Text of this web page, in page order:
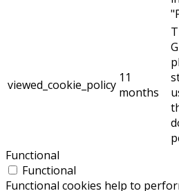
viewed_cookie_policy 11
months
Functional
Functional
Functional cookies help to